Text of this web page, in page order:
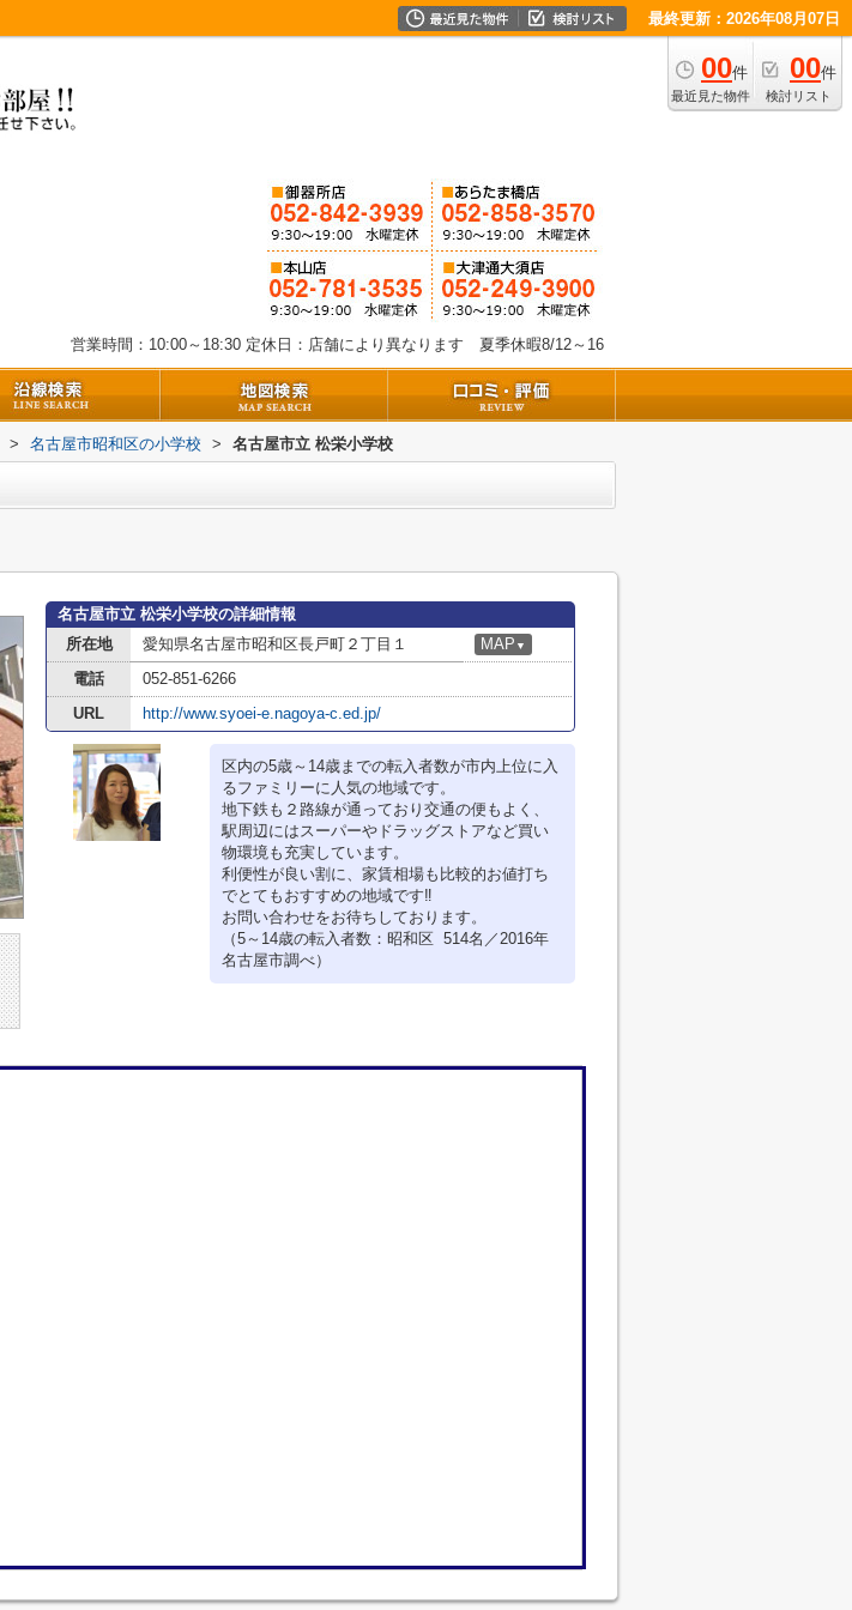
最終更新：2026年08月07日
00件
最近見た物件
00件
検討リスト
営業時間：10:00～18:30 定休日：店舗により異なります 夏季休暇8/12～16
> 名古屋市昭和区の小学校 > 名古屋市立 松栄小学校
名古屋市立 松栄小学校の詳細情報
所在地
愛知県名古屋市昭和区長戸町２丁目１ MAP ▼
電話
052-851-6266
URL
http://www.syoei-e.nagoya-c.ed.jp/
区内の5歳～14歳までの転入者数が市内上位に入
るファミリーに人気の地域です。
地下鉄も２路線が通っており交通の便もよく、
駅周辺にはスーパーやドラッグストアなど買い
物環境も充実しています。
利便性が良い割に、家賃相場も比較的お値打ち
でとてもおすすめの地域です‼
お問い合わせをお待ちしております。
（5～14歳の転入者数：昭和区 514名／2016年
名古屋市調べ）